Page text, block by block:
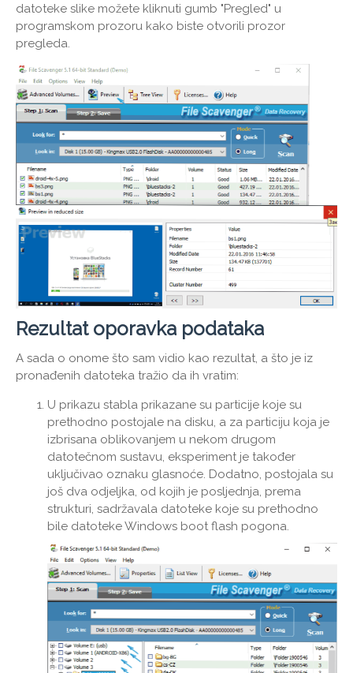
datoteke slike možete kliknuti gumb "Pregled" u
programskom prozoru kako biste otvorili prozor
pregleda.
Rezultat oporavka podataka
A sada o onome što sam vidio kao rezultat, a što je iz
pronađenih datoteka tražio da ih vratim:
U prikazu stabla prikazane su particije koje su
prethodno postojale na disku, a za particiju koja je
izbrisana oblikovanjem u nekom drugom
datotečnom sustavu, eksperiment je također
uključivao oznaku glasnoće. Dodatno, postojala su
još dva odjeljka, od kojih je posljednja, prema
strukturi, sadržavala datoteke koje su prethodno
bile datoteke Windows boot flash pogona.